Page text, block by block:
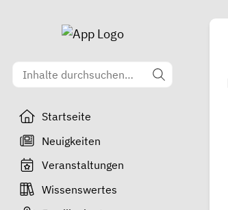
Startseite
Neuigkeiten
Veranstaltungen
Wissenswertes